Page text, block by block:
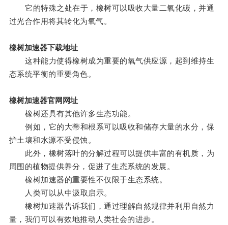
它的特殊之处在于，橡树可以吸收大量二氧化碳，并通
过光合作用将其转化为氧气。
橡树加速器下载地址
这种能力使得橡树成为重要的氧气供应源，起到维持生
态系统平衡的重要角色。
橡树加速器官网网址
橡树还具有其他许多生态功能。
例如，它的大蒂和根系可以吸收和储存大量的水分，保
护土壤和水源不受侵蚀。
此外，橡树落叶的分解过程可以提供丰富的有机质，为
周围的植物提供养分，促进了生态系统的发展。
橡树加速器的重要性不仅限于生态系统。
人类可以从中汲取启示。
橡树加速器告诉我们，通过理解自然规律并利用自然力
量，我们可以有效地推动人类社会的进步。